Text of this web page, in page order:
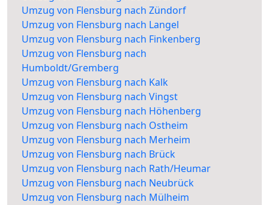
Umzug von Flensburg nach Zündorf
Umzug von Flensburg nach Langel
Umzug von Flensburg nach Finkenberg
Umzug von Flensburg nach
Humboldt/Gremberg
Umzug von Flensburg nach Kalk
Umzug von Flensburg nach Vingst
Umzug von Flensburg nach Höhenberg
Umzug von Flensburg nach Ostheim
Umzug von Flensburg nach Merheim
Umzug von Flensburg nach Brück
Umzug von Flensburg nach Rath/Heumar
Umzug von Flensburg nach Neubrück
Umzug von Flensburg nach Mülheim